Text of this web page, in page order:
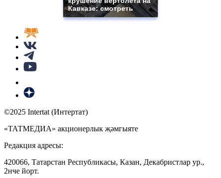
Кавказе: смотреть
©2025 Intertat (Интертат)
«ТАТМЕДИА» акционерлык җәмгыяте
Редакция адресы:
420066, Татарстан Республикасы, Казан, Декабристлар ур.,
2нче йорт.